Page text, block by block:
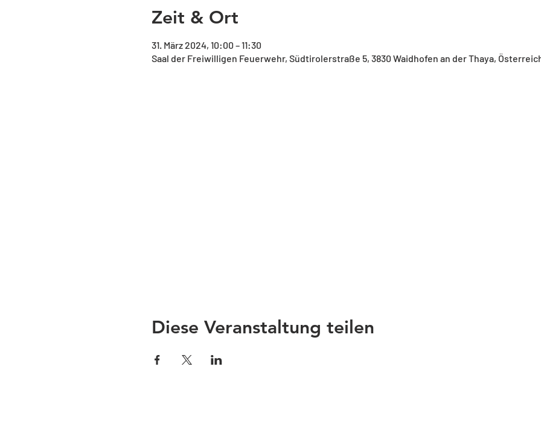
Zeit & Ort
31. März 2024, 10:00 – 11:30
Saal der Freiwilligen Feuerwehr, Südtirolerstraße 5, 3830 Waidhofen an der Thaya,
Diese Veranstaltung teilen